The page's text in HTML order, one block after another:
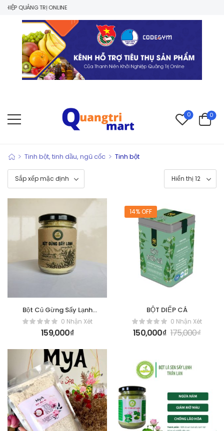
TRỊ ONLINE
0 0
> Tinh bột, tinh dầu, ngũ cốc > Tinh bột
Bột Củ Gừng Sấy Lạnh
[Hộp 150gr]0 Nhận Xét
159,000₫
14% OFF
BỘT DIẾP CÁ
0 Nhận Xét
150,000₫ 175,000₫